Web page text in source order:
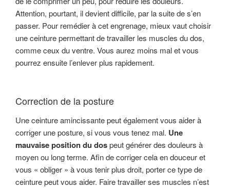
Attention, pourtant, il devient difficile, par la suite de s’en
passer. Pour remédier à cet engrenage, mieux vaut choisir
une ceinture permettant de travailler les muscles du dos,
comme ceux du ventre. Vous aurez moins mal et vous
pourrez ensuite l’enlever plus rapidement.
Correction de la posture
Une ceinture amincissante peut également vous aider à
corriger une posture, si vous vous tenez mal. Une
mauvaise position du dospeut générer des douleurs à
moyen ou long terme. Afin de corriger cela en douceur et
vous « obliger » à vous tenir plus droit, porter ce type de
ceinture peut vous aider. Faire travailler ses muscles n’est